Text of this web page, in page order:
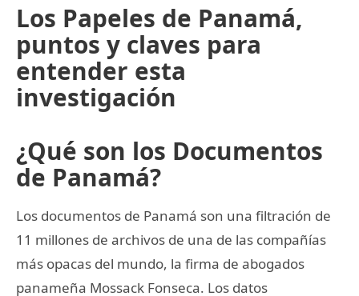
Los Papeles de Panamá,
puntos y claves para
entender esta
investigación
¿Qué son los Documentos
de Panamá?
Los documentos de Panamá son una filtración de
11 millones de archivos de una de las compañías
más opacas del mundo, la firma de abogados
panameña Mossack Fonseca. Los datos